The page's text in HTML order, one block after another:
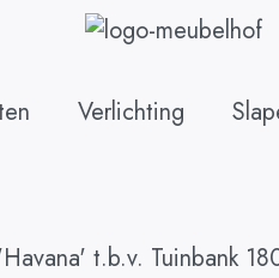
Verlichting
t.b.v. Tuinbank